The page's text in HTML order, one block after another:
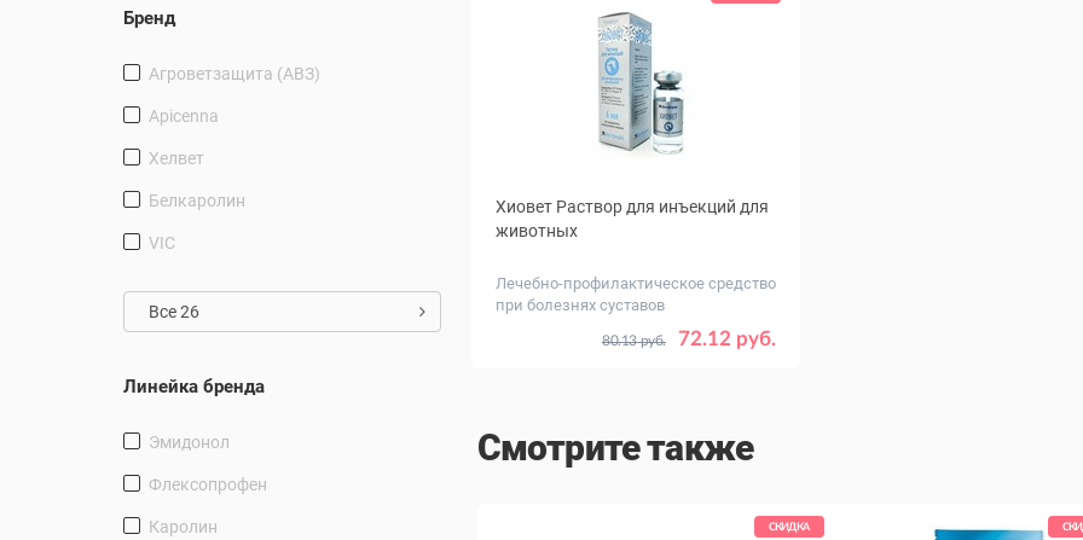
Бренд
Агроветзащита (АВЗ)
Apicenna
Хелвет
Белкаролин
VIC
Все 26
Линейка бренда
Эмидонол
Флексопрофен
Каролин
Хиовет Раствор для инъекций для
животных
Лечебно-профилактическое средство
при болезнях суставов
72.12 руб.
80.13 руб. 6
Смотрите также
СКИДКА